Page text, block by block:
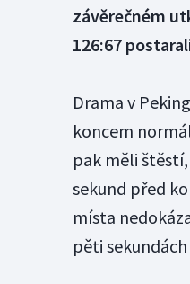
závěrečném
126:67
Drama v
koncem
pak měli
sekund před
místa
pěti